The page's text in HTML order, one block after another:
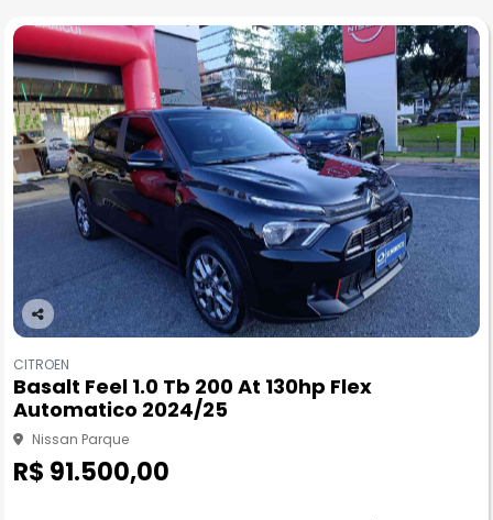
Co
pa
rtil
he
CITROEN
Basalt Feel 1.0 Tb 200 At 130hp Flex
Automatico 2024/25
Nissan Parque
R$ 91.500,00